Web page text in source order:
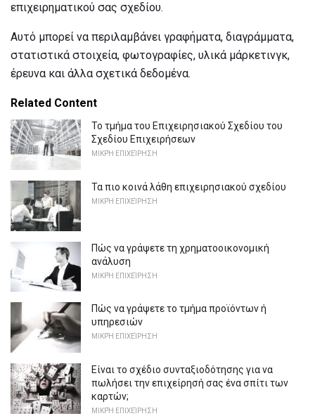
επιχειρηματικού σας σχεδίου.
Αυτό μπορεί να περιλαμβάνει γραφήματα, διαγράμματα,
στατιστικά στοιχεία, φωτογραφίες, υλικά μάρκετινγκ,
έρευνα και άλλα σχετικά δεδομένα.
Related Content
Το τμήμα του Επιχειρησιακού Σχεδίου του
Σχεδίου Επιχειρήσεων
ΜΙΚΡΉ ΕΠΙΧΕΊΡΗΣΗ
Τα πιο κοινά λάθη επιχειρησιακού σχεδίου
ΜΙΚΡΉ ΕΠΙΧΕΊΡΗΣΗ
Πώς να γράψετε τη χρηματοοικονομική
ανάλυση
ΜΙΚΡΉ ΕΠΙΧΕΊΡΗΣΗ
Πώς να γράψετε το τμήμα προϊόντων ή
υπηρεσιών
ΜΙΚΡΉ ΕΠΙΧΕΊΡΗΣΗ
Είναι το σχέδιο συνταξιοδότησης για να
πωλήσει την επιχείρησή σας ένα σπίτι των
καρτών;
ΜΙΚΡΉ ΕΠΙΧΕΊΡΗΣΗ